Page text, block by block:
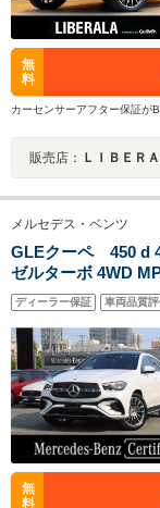
無
料
カーセンサーアフター保証が
販売店： ＬＩＢＥＲ
メルセデス・ベンツ
GLEクーペ 450 d
ゼルターボ 4WD
グルーフ
時間通報システム
ップホルダー シー
オープナー
ディーラー保証 車両品質
無
料